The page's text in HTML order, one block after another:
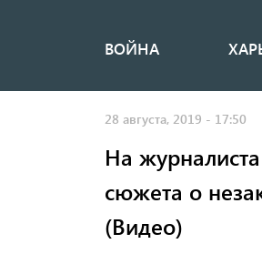
Основная
ВОЙНА
28 августа, 2019 - 17:50
На
сюжета о
(Видео)